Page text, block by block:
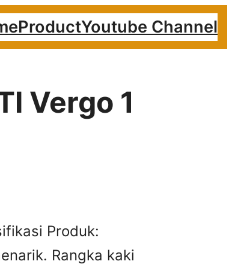
ProductYoutube Channel
Vergo 1
Produk:
Rangka kaki